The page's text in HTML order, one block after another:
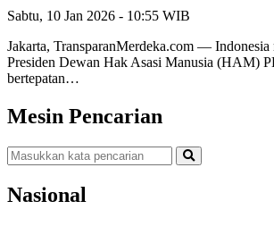
Sabtu, 10 Jan 2026 - 10:55 WIB
Jakarta, TransparanMerdeka.com — Indonesia
Presiden Dewan Hak Asasi Manusia (HAM)
bertepatan…
Mesin Pencarian
Nasional